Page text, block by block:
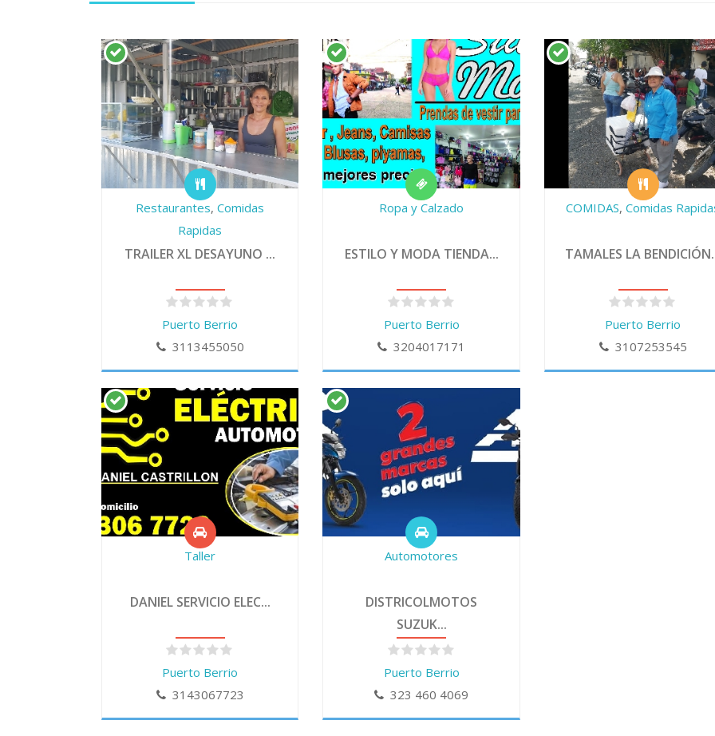
Restaurantes,Comidas
Rapidas
TRAILER XL DESAYUNO ...
Puerto Berrio
3113455050
Ropa y Calzado
ESTILO Y MODA TIENDA...
Puerto Berrio
3204017171
COMIDAS,Comidas
TAMALES LA
Puerto Berrio
3107253545
Taller
DANIEL SERVICIO ELEC...
Puerto Berrio
3143067723
Automotores
DISTRICOLMOTOS
SUZUK...
Puerto Berrio
323 460 4069